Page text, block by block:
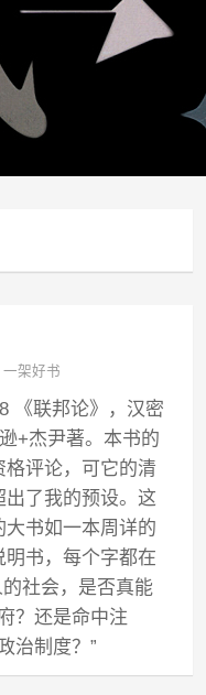
一架好书
《联邦论》，汉密
+杰尹著。本书的
格评论，可它的清
出了我的预设。这
大书如一本周详的
明书，每个字都在
社会，是否真能
？还是命中注
治制度？”